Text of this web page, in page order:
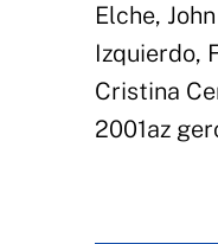
Elche,
Izquierdo,
Cristina
2001az